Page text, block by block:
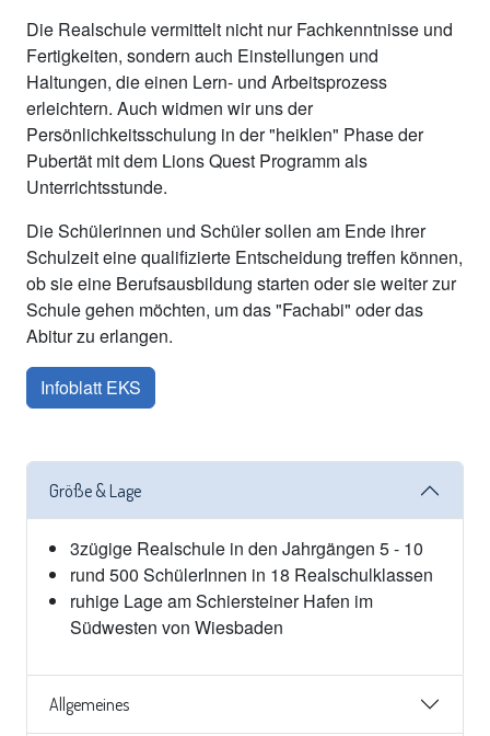
Die Realschule vermittelt nicht nur Fachkenntnisse und
Fertigkeiten, sondern auch Einstellungen und
Haltungen, die einen Lern- und Arbeitsprozess
erleichtern. Auch widmen wir uns der
Persönlichkeitsschulung in der "heiklen" Phase der
Pubertät mit dem Lions Quest Programm als
Unterrichtsstunde.
Die Schülerinnen und Schüler sollen am Ende ihrer
Schulzeit eine qualifizierte Entscheidung treffen können,
ob sie eine Berufsausbildung starten oder sie weiter zur
Schule gehen möchten, um das "Fachabi" oder das
Abitur zu erlangen.
Infoblatt EKS
Größe & Lage
3zügige Realschule in den Jahrgängen 5 - 10
rund 500 SchülerInnen in 18 Realschulklassen
ruhige Lage am Schiersteiner Hafen im
Südwesten von Wiesbaden
Allgemeines